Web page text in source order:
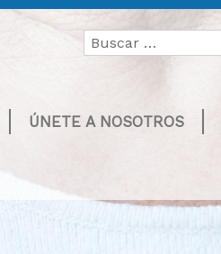
Buscar
por:
ÚNETE A NOSOTROS